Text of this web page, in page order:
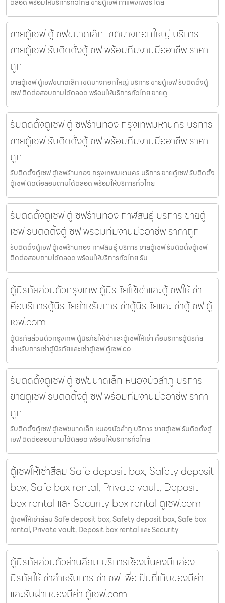
ขายตู้เซฟ ตู้เซฟขนาดเล็ก เขตบางกอกใหญ่ บริการ
ขายตู้เซฟ รับติดตั้งตู้เซฟ พร้อมทีมงานมืออาชีพ ราคา
ถูก
ขายตู้เซฟ ตู้เซฟขนาดเล็ก เขตบางกอกใหญ่ บริการ ขายตู้เซฟ รับติดตั้งตู้
เซฟ ติดต่อสอบถามได้ตลอด พร้อมให้บริการทั่วไทย ขายตู
รับติดตั้งตู้เซฟ ตู้เซฟร้านทอง กรุงเทพมหานคร บริการ
ขายตู้เซฟ รับติดตั้งตู้เซฟ พร้อมทีมงานมืออาชีพ ราคา
ถูก
รับติดตั้งตู้เซฟ ตู้เซฟร้านทอง กรุงเทพมหานคร บริการ ขายตู้เซฟ รับติดตั้ง
ตู้เซฟ ติดต่อสอบถามได้ตลอด พร้อมให้บริการทั่วไทย
รับติดตั้งตู้เซฟ ตู้เซฟร้านทอง กาฬสินธุ์ บริการ ขายตู้
เซฟ รับติดตั้งตู้เซฟ พร้อมทีมงานมืออาชีพ ราคาถูก
รับติดตั้งตู้เซฟ ตู้เซฟร้านทอง กาฬสินธุ์ บริการ ขายตู้เซฟ รับติดตั้งตู้เซฟ
ติดต่อสอบถามได้ตลอด พร้อมให้บริการทั่วไทย รับ
ตู้นิรภัยส่วนตัวกรุงเทพ ตู้นิรภัยให้เช่าและตู้เซฟให้เช่า
คือบริการตู้นิรภัยสำหรับการเช่าตู้นิรภัยและเช่าตู้เซฟ ตู้
เซฟ.com
ตู้นิรภัยส่วนตัวกรุงเทพ ตู้นิรภัยให้เช่าและตู้เซฟให้เช่า คือบริการตู้นิรภัย
สำหรับการเช่าตู้นิรภัยและเช่าตู้เซฟ ตู้เซฟ.co
รับติดตั้งตู้เซฟ ตู้เซฟขนาดเล็ก หนองบัวลำภู บริการ
ขายตู้เซฟ รับติดตั้งตู้เซฟ พร้อมทีมงานมืออาชีพ ราคา
ถูก
รับติดตั้งตู้เซฟ ตู้เซฟขนาดเล็ก หนองบัวลำภู บริการ ขายตู้เซฟ รับติดตั้งตู้
เซฟ ติดต่อสอบถามได้ตลอด พร้อมให้บริการทั่วไทย
ตู้เซฟให้เช่าสีลม Safe deposit box, Safety deposit
box, Safe box rental, Private vault, Deposit
box rental และ Security box rental ตู้เซฟ.com
ตู้เซฟให้เช่าสีลม Safe deposit box, Safety deposit box, Safe box
rental, Private vault, Deposit box rental และ Security
ตู้นิรภัยส่วนตัวย่านสีลม บริการห้องมั่นคงมีกล่อง
นิรภัยให้เช่าสำหรับการเช่าเซฟ เพื่อเป็นที่เก็บของมีค่า
และรับฝากของมีค่า ตู้เซฟ.com